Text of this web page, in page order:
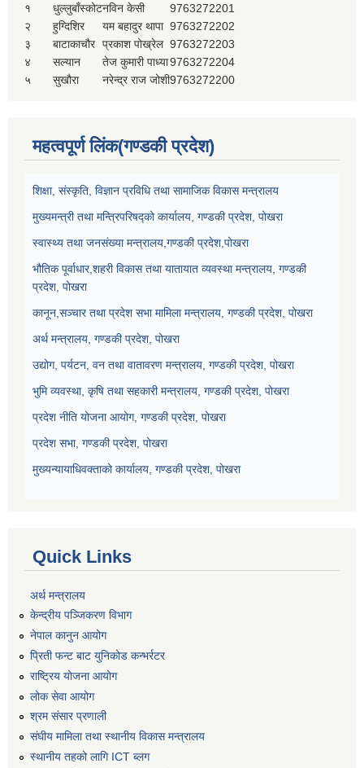
१
धुल्लुबाँस्कोटनविन केसी
9763272201
२
हुग्दिशिर यम बहादुर थापा 9763272202
३
बाटाकाचौर प्रकाश पोख्रेल 9763272203
४
सल्यान तेज कुमारी पाध्या9763272204
५
सुखौरा नरेन्द्र राज जोशी9763272200
महत्वपूर्ण लिंक(गण्डकी प्रदेश)
शिक्षा, संस्कृति, विज्ञान प्रविधि तथा सामाजिक विकास मन्त्रालय
मुख्यमन्त्री तथा मन्त्रिपरिषद्को कार्यालय, गण्डकी प्रदेश, पोखरा
स्वास्थ्य तथा जनसंख्या मन्त्रालय,गण्डकी प्रदेश,पोखरा
भौतिक पूर्वाधार,शहरी विकास तथा यातायात व्यवस्था मन्त्रालय, गण्डकी
प्रदेश, पोखरा
कानून,सञ्चार तथा प्रदेश सभा मामिला मन्त्रालय, गण्डकी प्रदेश, पोखरा
अर्थ मन्त्रालय, गण्डकी प्रदेश, पोखरा
उद्योग, पर्यटन, वन तथा वातावरण मन्त्रालय, गण्डकी प्रदेश, पोखरा
भुमि व्यवस्था, कृषि तथा सहकारी मन्त्रालय, गण्डकी प्रदेश, पोखरा
प्रदेश नीति योजना आयोग, गण्डकी प्रदेश, पोखरा
प्रदेश सभा, गण्डकी प्रदेश, पोखरा
मुख्यन्यायाधिवक्ताको कार्यालय, गण्डकी प्रदेश, पोखरा
Quick Links
अर्थ मन्त्रालय
केन्द्रीय पञ्जिकरण विभाग
नेपाल कानुन आयोग
प्रिती फन्ट बाट युनिकोड कन्भर्रटर
राष्ट्रिय योजना आयोग
लोक सेवा आयोग
श्रम संसार प्रणाली
संघीय मामिला तथा स्थानीय विकास मन्त्रालय
स्थानीय तहको लागि ICT ब्लग